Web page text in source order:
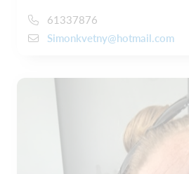
61337876
Simonkvetny@hotmail.com